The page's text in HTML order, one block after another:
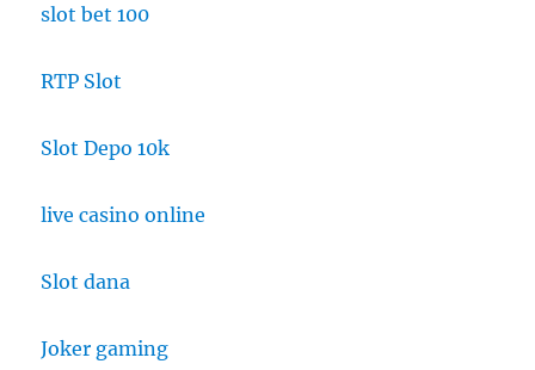
slot bet 100
RTP Slot
Slot Depo 10k
live casino online
Slot dana
Joker gaming